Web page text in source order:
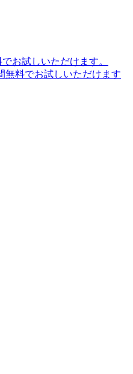
お試しいただけます。
無料でお試しいただけます